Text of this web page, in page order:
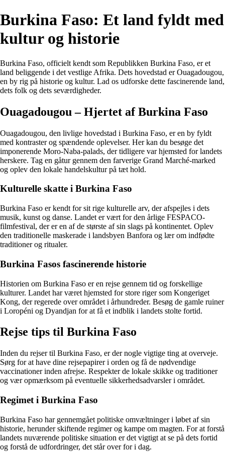
Burkina Faso: Et land fyldt med
kultur og historie
Burkina Faso, officielt kendt som Republikken Burkina Faso, er et
land beliggende i det vestlige Afrika. Dets hovedstad er Ouagadougou,
en by rig på historie og kultur. Lad os udforske dette fascinerende land,
dets folk og dets seværdigheder.
Ouagadougou – Hjertet af Burkina Faso
Ouagadougou, den livlige hovedstad i Burkina Faso, er en by fyldt
med kontraster og spændende oplevelser. Her kan du besøge det
imponerende Moro-Naba-palads, der tidligere var hjemsted for landets
herskere. Tag en gåtur gennem den farverige Grand Marché-marked
og oplev den lokale handelskultur på tæt hold.
Kulturelle skatte i Burkina Faso
Burkina Faso er kendt for sit rige kulturelle arv, der afspejles i dets
musik, kunst og danse. Landet er vært for den årlige FESPACO-
filmfestival, der er en af de største af sin slags på kontinentet. Oplev
den traditionelle maskerade i landsbyen Banfora og lær om indfødte
traditioner og ritualer.
Burkina Fasos fascinerende historie
Historien om Burkina Faso er en rejse gennem tid og forskellige
kulturer. Landet har været hjemsted for store riger som Kongeriget
Kong, der regerede over området i århundreder. Besøg de gamle ruiner
i Loropéni og Dyandjan for at få et indblik i landets stolte fortid.
Rejse tips til Burkina Faso
Inden du rejser til Burkina Faso, er der nogle vigtige ting at overveje.
Sørg for at have dine rejsepapirer i orden og få de nødvendige
vaccinationer inden afrejse. Respekter de lokale skikke og traditioner
og vær opmærksom på eventuelle sikkerhedsadvarsler i området.
Regimet i Burkina Faso
Burkina Faso har gennemgået politiske omvæltninger i løbet af sin
historie, herunder skiftende regimer og kampe om magten. For at forstå
landets nuværende politiske situation er det vigtigt at se på dets fortid
og forstå de udfordringer, det står over for i dag.